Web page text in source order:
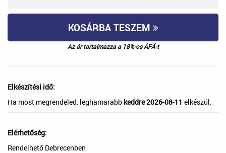
KOSÁRBA TESZEM
Az ár tartalmazza a 18%-os ÁFÁ-t
Elkészítési idő:
Ha most megrendeled, leghamarabb keddre 2026-08-11 elkészül.
Elérhetőség:
Rendelhető Debrecenben